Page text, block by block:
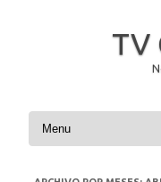
TV
Saltar al contenido